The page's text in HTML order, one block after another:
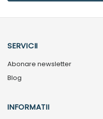
SERVICII
Abonare newsletter
Blog
INFORMATII